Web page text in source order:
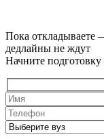
Пока откладываете
дедлайны не ждут
Начните подготовку